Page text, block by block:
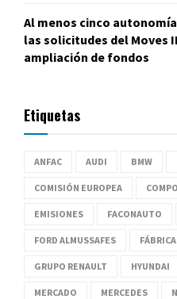
Al menos cinco
las solicitudes del Moves
ampliación de fondos
Etiquetas
ANFAC AUDI BMW
COMISIÓN EUROPEA
EMISIONES FACONAUTO
FORD ALMUSSAFES
GRUPO RENAULT HYUNDAI
MERCADO MERCEDES